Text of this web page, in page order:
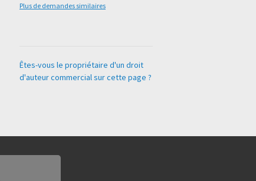
Plus de demandes similaires
Êtes-vous le propriétaire d'un droit
d'auteur commercial sur cette page ?